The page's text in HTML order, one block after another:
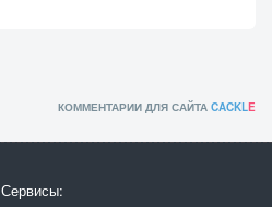
КОММЕНТАРИИ ДЛЯ САЙТА CACKLE
Сервисы: